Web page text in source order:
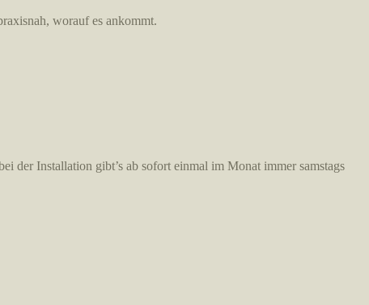
worauf es ankommt.
der Installation gibt’s ab sofort einmal im Monat immer samstags